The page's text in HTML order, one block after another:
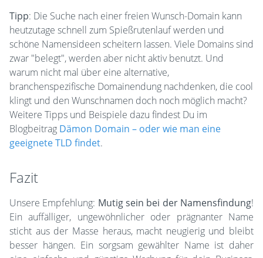
Tipp: Die Suche nach einer freien Wunsch-Domain kann
heutzutage schnell zum Spießrutenlauf werden und
schöne Namensideen scheitern lassen. Viele Domains sind
zwar "belegt", werden aber nicht aktiv benutzt. Und
warum nicht mal über eine alternative,
branchenspezifische Domainendung nachdenken, die cool
klingt und den Wunschnamen doch noch möglich macht?
Weitere Tipps und Beispiele dazu findest Du im
Blogbeitrag Dämon Domain – oder wie man eine
geeignete TLD findet.
Fazit
Unsere Empfehlung: Mutig sein bei der Namensfindung!
Ein auffälliger, ungewöhnlicher oder prägnanter Name
sticht aus der Masse heraus, macht neugierig und bleibt
besser hängen. Ein sorgsam gewählter Name ist daher